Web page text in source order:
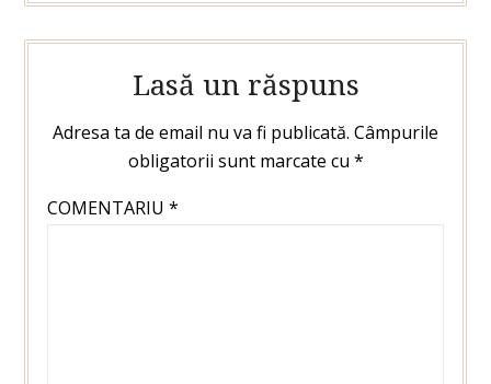
Lasă un răspuns
Adresa ta de email nu va fi publicată. Câmpurile
obligatorii sunt marcate cu *
COMENTARIU *